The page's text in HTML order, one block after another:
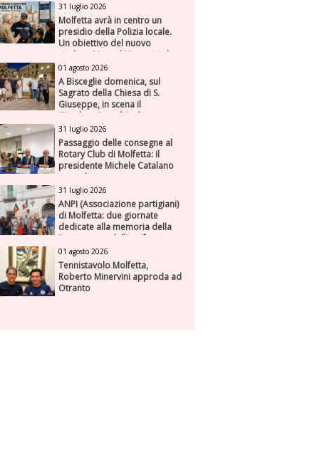
31 luglio 2026
Molfetta avrà in centro un
presidio della Polizia locale.
Un obiettivo del nuovo
sindaco Manuel Minervini che
diviene realtà, con la speranza
di maggiore efficienza e
presenza sul territorio
01 agosto 2026
A Bisceglie domenica, sul
Sagrato della Chiesa di S.
Giuseppe, in scena il
“Rigoletto” con l’Orchestra
Sinfonica Federiciana
31 luglio 2026
Passaggio delle consegne al
Rotary Club di Molfetta: il
presidente Michele Catalano
succede a se stesso
31 luglio 2026
ANPI (Associazione partigiani)
di Molfetta: due giornate
dedicate alla memoria della
Resistenza e dell'antifascismo
01 agosto 2026
Tennistavolo Molfetta,
Roberto Minervini approda ad
Otranto